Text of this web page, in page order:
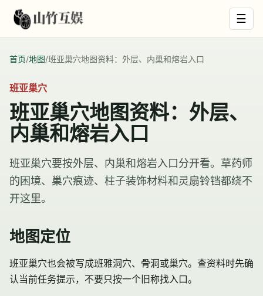
☰
首页/地图/班亚巢穴地图资料：外层、内巢和熔岩入口
班亚巢穴
班亚巢穴地图资料：外层、
内巢和熔岩入口
班亚巢穴要按外层、内巢和熔岩入口分开看。草药师
的困境、巢穴痕迹、柱子装饰材料和灵扇铃铛都绕不
开这里。
地图定位
班亚巢穴也会被写成班雅洞穴、骨洞或巢穴。查资料时先确
认当前任务提示，不要只按一个旧称找入口。